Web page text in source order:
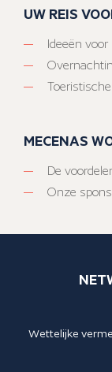
UW REIS
Ideeën
MECENAS
De
Onze
Wettelijke